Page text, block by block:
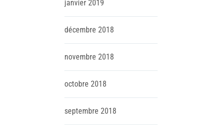
janvier 2019
décembre 2018
novembre 2018
octobre 2018
septembre 2018